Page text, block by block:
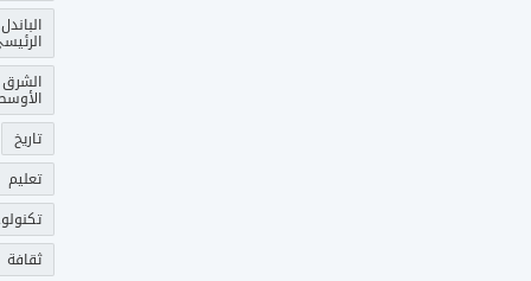
الباندل
الشرق
تاريخ
تعليم
ثقافة